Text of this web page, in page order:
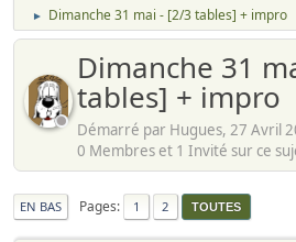
► Dimanche 31 mai - [2/3 tables] + impro
Dimanche 31
tables] + impro
Démarré par Hugues, 27 Avril
0 Membres et 1 Invité sur ce
EN BAS Pages 1 2 TOUTES